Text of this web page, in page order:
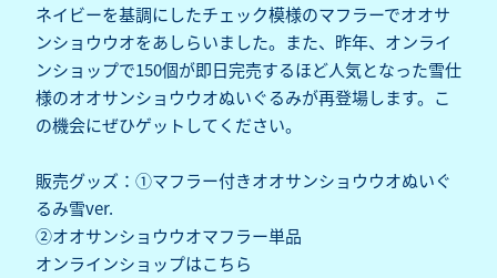
ネイビーを基調にしたチェック模様のマフラーでオオサ
ンショウウオをあしらいました。また、昨年、オンライ
ンショップで150個が即日完売するほど人気となった雪仕
様のオオサンショウウオぬいぐるみが再登場します。こ
の機会にぜひゲットしてください。
販売グッズ：①マフラー付きオオサンショウウオぬいぐ
るみ雪ver.
②オオサンショウウオマフラー単品
オンラインショップはこちら